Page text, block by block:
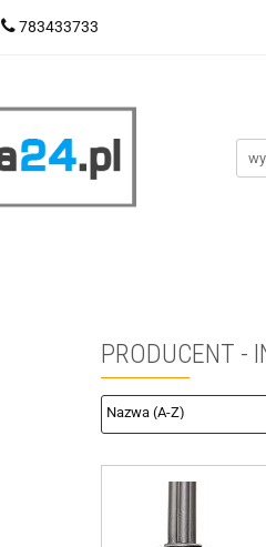
783433733
Łazienka
Wyprzedaż WYCENA
PRODUCENT -